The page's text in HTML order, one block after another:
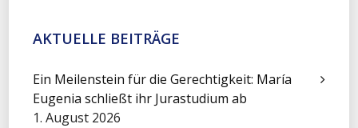
AKTUELLE BEITRÄGE
Ein Meilenstein für die Gerechtigkeit: María
Eugenia schließt ihr Jurastudium ab
1. August 2026